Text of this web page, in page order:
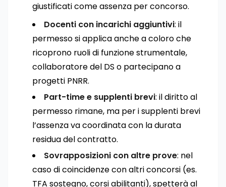
giustificati come assenza per concorso.
Docenti con incarichi aggiuntivi: il
permesso si applica anche a coloro che
ricoprono ruoli di funzione strumentale,
collaboratore del DS o partecipano a
progetti PNRR.
Part-time e supplenti brevi: il diritto al
permesso rimane, ma per i supplenti brevi
l’assenza va coordinata con la durata
residua del contratto.
Sovrapposizioni con altre prove: nel
caso di coincidenze con altri concorsi (es.
TFA sostegno, corsi abilitanti), spetterà al